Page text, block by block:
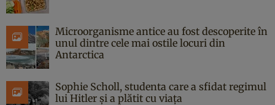
Microorganisme antice au fost descoperite în
unul dintre cele mai ostile locuri din
Antarctica
Sophie Scholl, studenta care a sfidat regimul
lui Hitler și a plătit cu viața